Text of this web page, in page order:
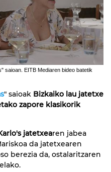
saioan. EITB Mediaren bideo batetik
" saioak Bizkaiko lau jatetxe
zapore klasikorik
jatetxearen jabea
da jatetxearen
berezia da, ostalaritzaren